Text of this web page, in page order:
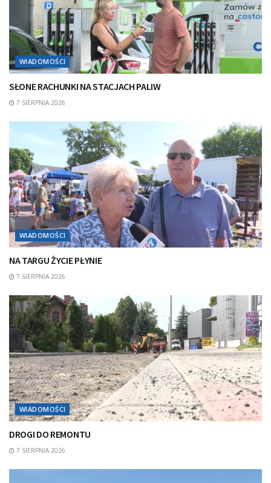
WIADOMOŚCI
SŁONE RACHUNKI NA STACJACH PALIW
7 SIERPNIA 2026
WIADOMOŚCI
NA TARGU ŻYCIE PŁYNIE
7 SIERPNIA 2026
WIADOMOŚCI
DROGI DO REMONTU
7 SIERPNIA 2026